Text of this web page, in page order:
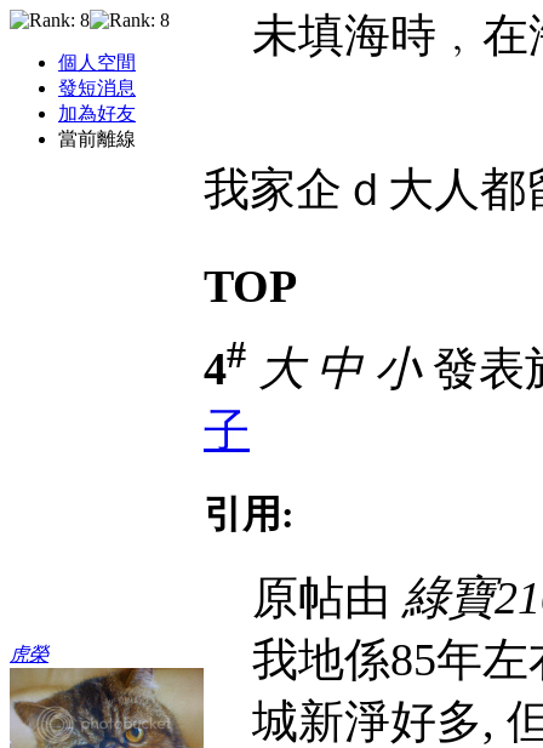
個人空間
發短消息
加為好友
當前離線
未填海時﹐
我家企ｄ大人
TOP
虎榮
4# 大 中 小發表
子
引用:
原帖由 綠寶
我地係85年
城新淨好多,